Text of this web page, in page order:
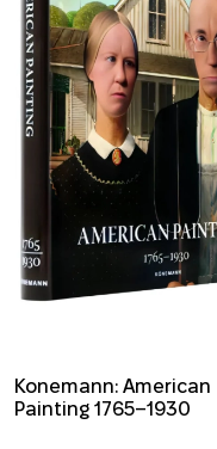
Konemann: American
Painting 1765–1930